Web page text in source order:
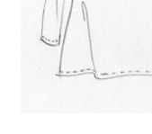
Datenschutzerklärung